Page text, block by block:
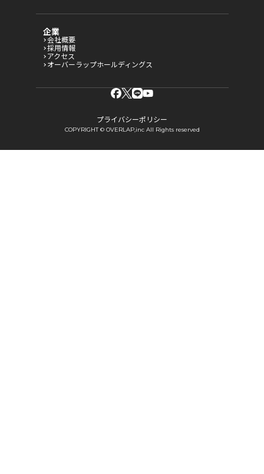
企業
会社概要
採用情報
アクセス
オーバーラップホールディングス
プライバシーポリシー
COPYRIGHT © OVERLAP,inc All Rights reserved